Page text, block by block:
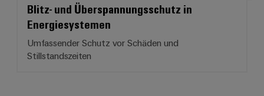
Blitz- und Überspannungsschutz in
Energiesystemen
Umfassender Schutz vor Schäden und
Stillstandszeiten